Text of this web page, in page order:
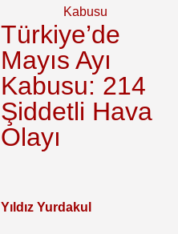
Türkiye’de
Mayıs Ayı
Kabusu: 214
Şiddetli Hava
Olayı
Yıldız Yurdakul